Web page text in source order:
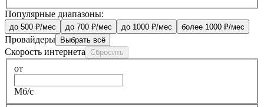
Популярные диапазоны:
до 500 ₽/мес до 700 ₽/мес до 1000 ₽/мес более 1000 ₽/мес
Провайдеры Выбрать всё
Скорость интернета Сбросить
от
Мб/с